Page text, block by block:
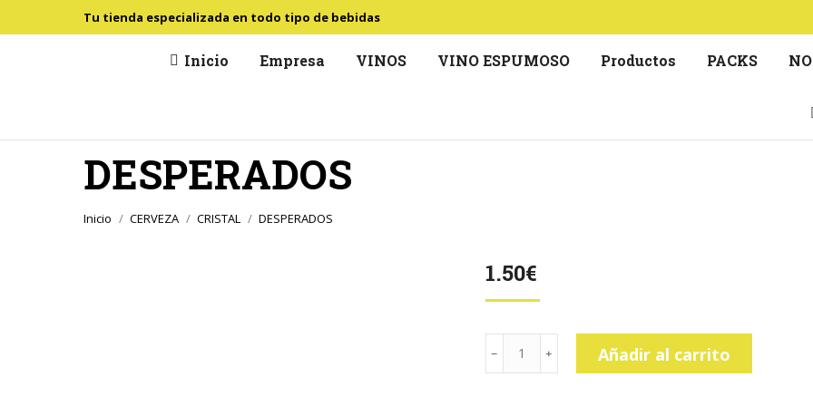
Tu tienda especializada en todo tipo de bebidas
Inicio Empresa VINOS VINO ESPUMOSO Productos PACKS
DESPERADOS
Estás aquí:
Inicio CERVEZA CRISTAL DESPERADOS
1.50€
DESPERADOS
cantidad
Añadir al carrito